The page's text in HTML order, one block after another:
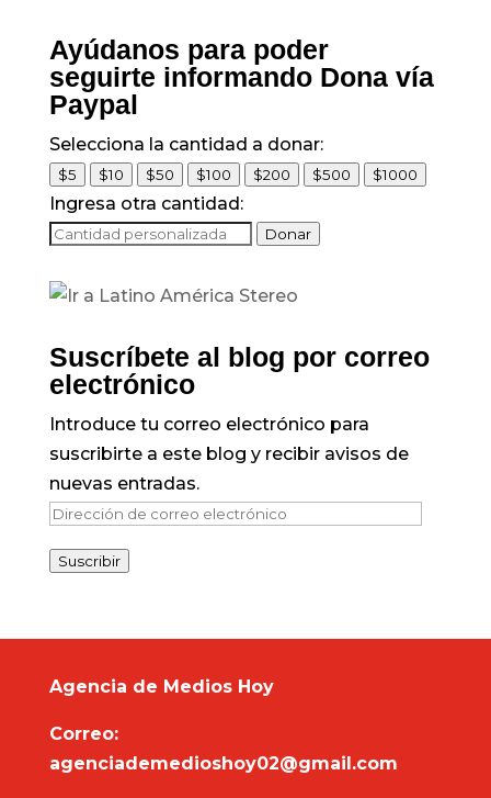
Ayúdanos para poder
seguirte informando Dona vía
Paypal
Selecciona la cantidad a donar:
$5 $10 $50 $100 $200 $500 $1000
Ingresa otra cantidad:
Donar
Suscríbete al blog por correo
electrónico
Introduce tu correo electrónico para
suscribirte a este blog y recibir avisos de
nuevas entradas.
Dirección
correo
Suscribir
Agencia de Medios Hoy
Correo:
agenciademedioshoy02@gmail.com